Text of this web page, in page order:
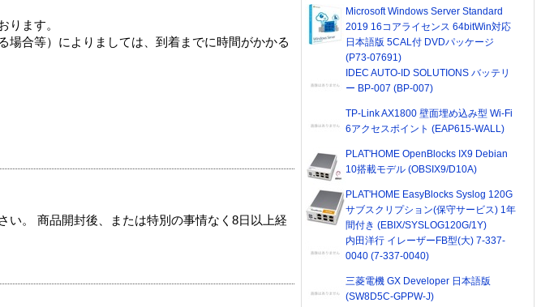
ります。
場合等）によりましては、到着までに時間がかかる
い。 商品開封後、または特別の事情なく8日以上経
Microsoft Windows Server Standard
2019 16コアライセンス 64bitWin対応
日本語版 5CAL付 DVDパッケージ
(P73-07691)
IDEC AUTO-ID SOLUTIONS バッテリ
ー BP-007 (BP-007)
TP-Link AX1800 壁面埋め込み型 Wi-Fi
6アクセスポイント (EAP615-WALL)
PLAT'HOME OpenBlocks IX9 Debian
10搭載モデル (OBSIX9/D10A)
PLAT'HOME EasyBlocks Syslog 120G
サブスクリプション(保守サービス) 1年
間付き (EBIX/SYSLOG120G/1Y)
内田洋行 イレーザーFB型(大) 7-337-
0040 (7-337-0040)
三菱電機 GX Developer 日本語版
(SW8D5C-GPPW-J)